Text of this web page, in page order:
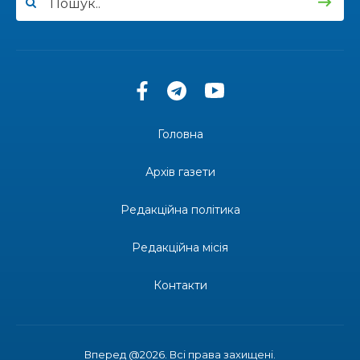
«Дві музи» у Рівному: свято краси, мистецтва
Одна з найяскравіших постатей Бахмута –
професійним святом
Вперед @2026. Всі права захищені.
Головна
Архів газети
Редакційна політика
Редакційна місія
Контакти